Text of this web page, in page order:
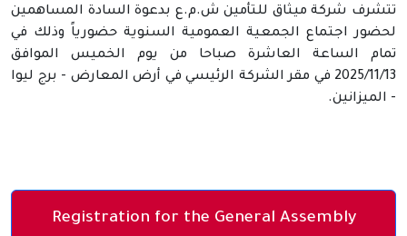
تتشرف شركة ميثاق للتأمين ش.م.ع بدعوة السادة المساهمين
لحضور اجتماع الجمعية العمومية السنوية حضورياً وذلك في
تمام الساعة العاشرة صباحا من يوم الخميس الموافق
2025/11/13 في مقر الشركة الرئيسي في أرض المعارض - برج ليوا
- الميزانين.
Registration for the General Assembly